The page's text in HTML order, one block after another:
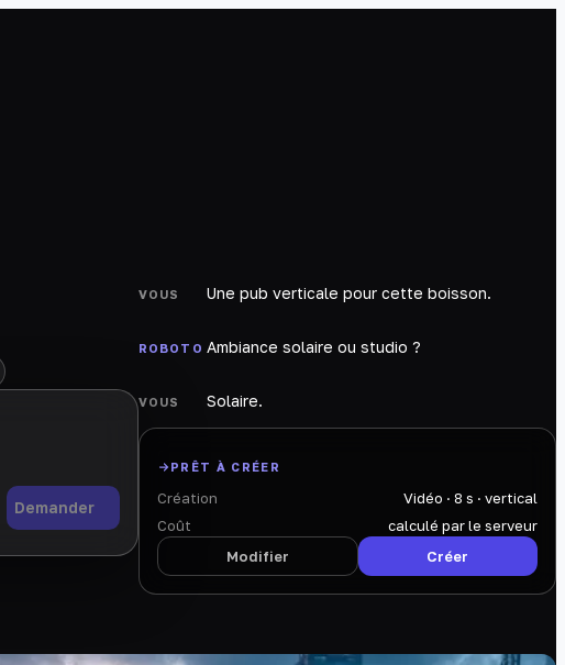
Demander
VOUS Une pub verticale pour cette boisson.
ROBOTO Ambiance solaire ou studio ?
VOUS Solaire.
PRÊT À CRÉER
Création
Vidéo · 8 s · vertical
Coût
calculé par le serveur
Modifier
Créer